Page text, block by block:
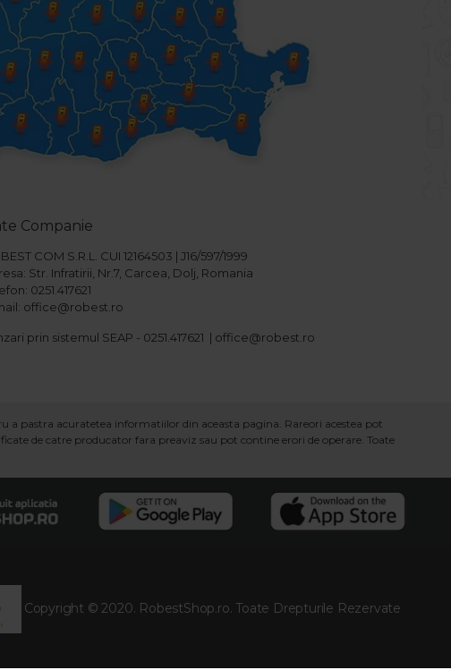
Companie
COM S.R.L. CUI 12164503 | J16/597/1999
Str. Infratirii, Nr.7, Carcea, Dolj, Romania
0251.417621
office@robest.ro
prin sistemul SEAP - 0251.417621 | office@robest.ro
pastra acuratetea informatiilor din aceasta pagina. Rareori acestea pot
de catre producator fara preaviz sau pot contine erori de operare. Toate
Copyright © 2020. RobestShop.ro. Toate Drepturile Rezervate